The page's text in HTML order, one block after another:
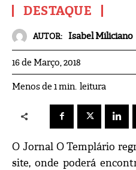
DESTAQUE
AUTOR: Isabel Miliciano
16 de Março, 2018
Menos de 1min. leitura
O Jornal O Templário
site, onde poderá